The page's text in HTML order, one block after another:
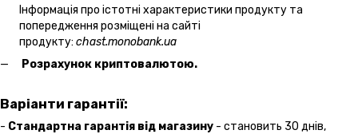
Інформація про істотні характеристики продукту та
попередження розміщені на сайті
продукту: chast.monobank.ua
Розрахунок криптовалютою.
Варіанти гарантії:
- Стандартна гарантія від магазину - становить 30 днів,